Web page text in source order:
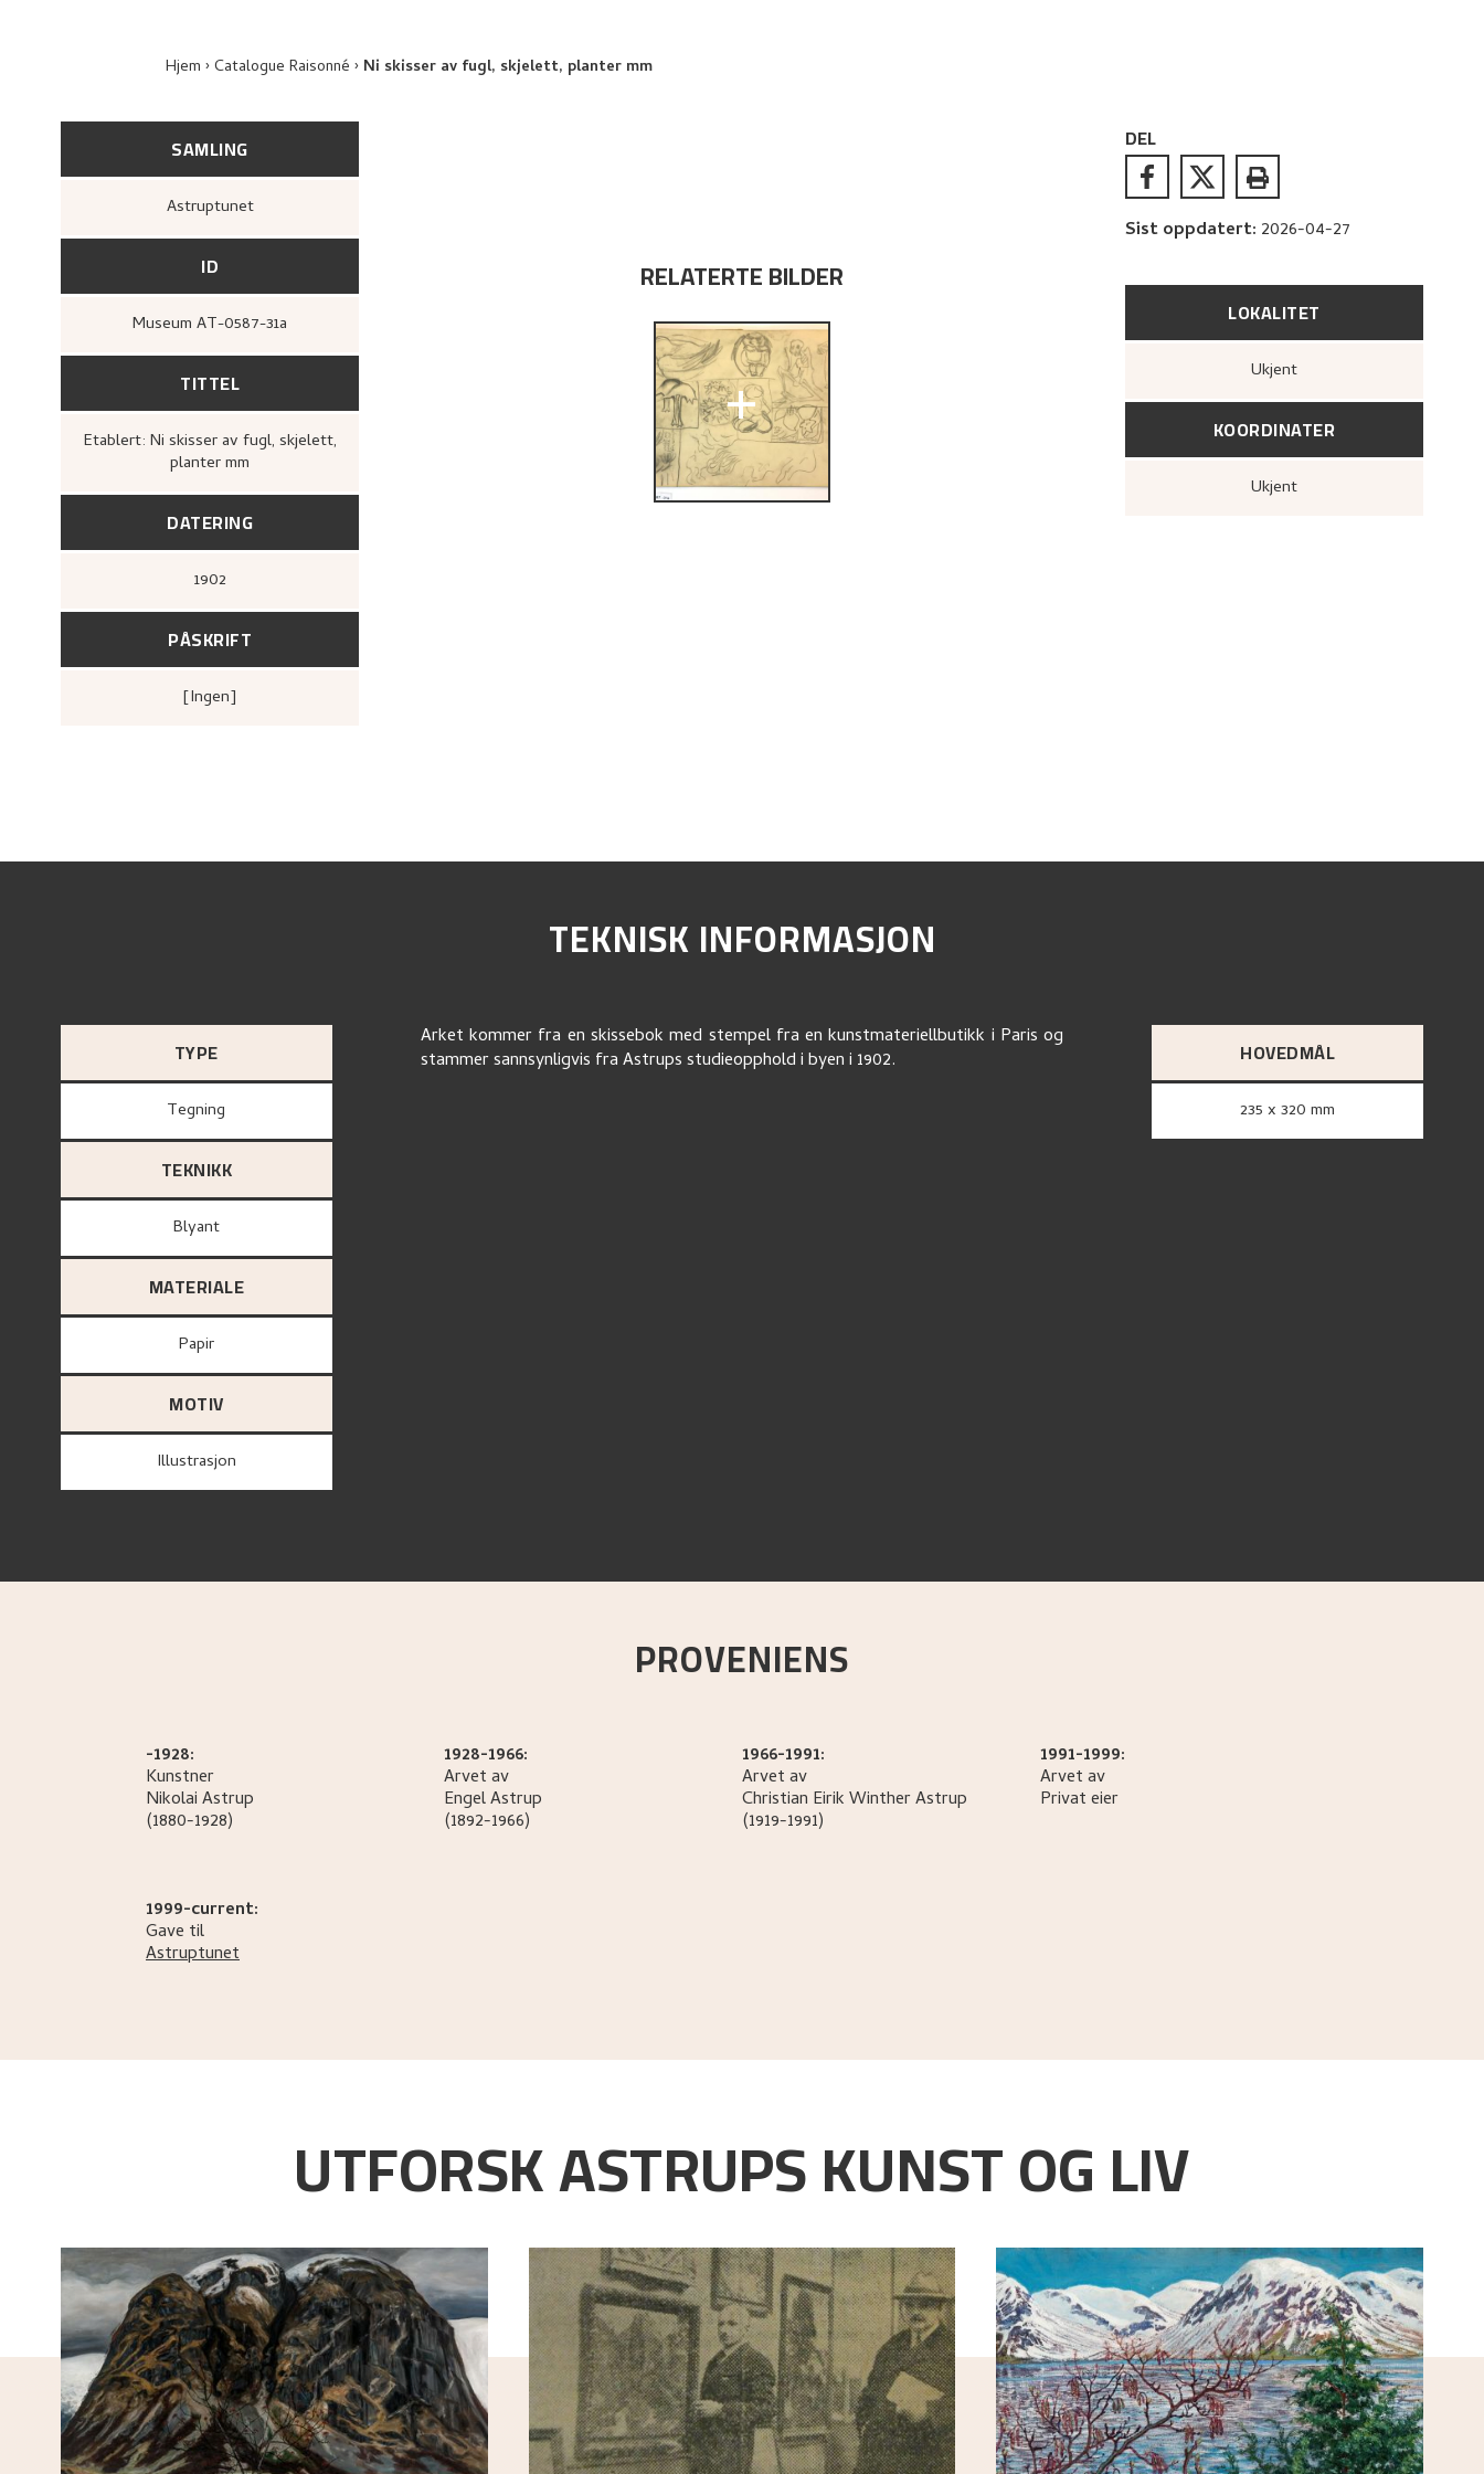
Hjem Catalogue Raisonné Ni skisser av fugl, skjelett, planter mm
SAMLING
Astruptunet
ID
Museum AT-0587-31a
TITTEL
Etablert: Ni skisser av fugl, skjelett,
planter mm
DATERING
1902
PÅSKRIFT
[ingen]
RELATERTE BILDER
+
DEL
Sist oppdatert: 2026-04-27
LOKALITET
Ukjent
KOORDINATER
Ukjent
TEKNISK INFORMASJON
TYPE
Tegning
TEKNIKK
Blyant
MATERIALE
papir
MOTIV
Illustrasjon
Arket kommer fra en skissebok med stempel fra en kunstmateriellbutikk i Paris og
stammer sannsynligvis fra Astrups studieopphold i byen i 1902.
HOVEDMÅL
235 x 320 mm
PROVENIENS
-1928:
Kunstner
NikolaiAstrup
(1880-1928)
1928-1966:
Arvet av
EngelAstrup
(1892-1966)
1966-1991:
Arvet av
Christian Eirik WintherAstrup
(1919-1991)
1991-1999:
Arvet av
Privat eier
1999-current:
Gave til
Astruptunet
UTFORSK ASTRUPS KUNST OG LIV